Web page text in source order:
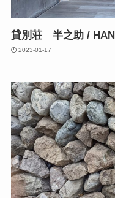
貸別荘 半之助 /
2023-01-17